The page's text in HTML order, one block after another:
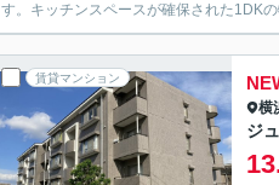
す。キッチンスペースが確保された1DK
賃貸マンション
横
ジ